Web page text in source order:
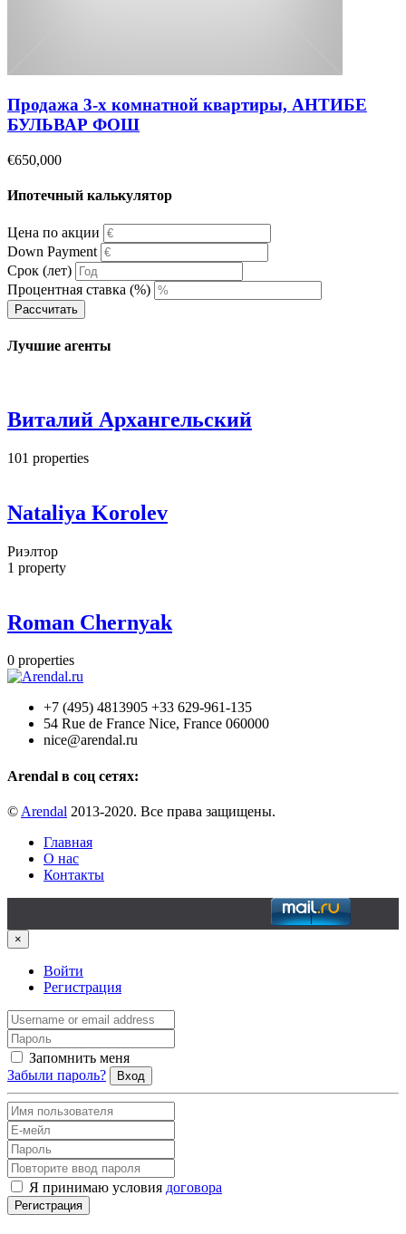
Продажа 3-х комнатной квартиры, АНТИБЕ
БУЛЬВАР ФОШ
€650,000
Ипотечный калькулятор
Цена по акции
Down Payment
Срок (лет)
Процентная ставка (%)
Рассчитать
Лучшие агенты
Виталий Архангельский
101 properties
Nataliya Korolev
Риэлтор
1 property
Roman Chernyak
0 properties
+7 (495) 4813905 +33 629-961-135
54 Rue de France Nice, France 060000
nice@arendal.ru
Arendal в соц сетях:
© Arendal 2013-2020. Все права защищены.
Главная
О нас
Контакты
×
Войти
Регистрация
Запомнить меня
Забыли пароль?
Вход
Я принимаю условия договора
Регистрация